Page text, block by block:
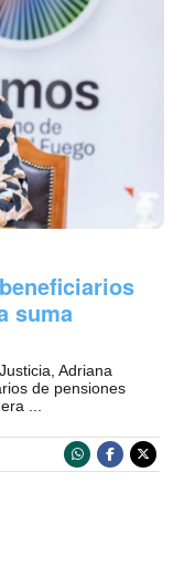
suma
Adriana
de pensiones
...